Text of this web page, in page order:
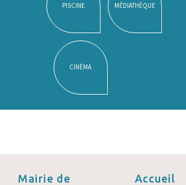
PISCINE MÉDIATHÈQUE
CINÉMA
Mairie de
Accueil